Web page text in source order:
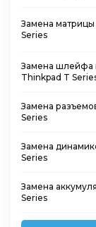
Замена
Series
Замена шлейфа
Thinkpad T
Замена
Series
Замена
Series
Замена
Series